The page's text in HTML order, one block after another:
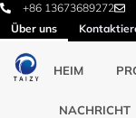
+86 13673689272
Über uns
HEIM
NACHRICHT